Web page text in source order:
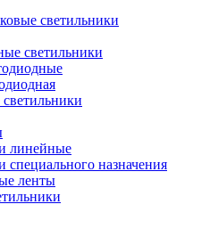
светильники
светильники
линейные
специального назначения
ленты